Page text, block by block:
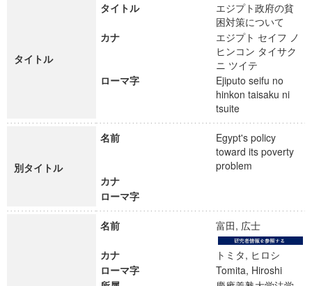
タイトル
タイトル
エジプト政府の貧
困対策について
カナ
エジプト セイフ ノ
ヒンコン タイサク
ニ ツイテ
ローマ字
Ejiputo seifu no
hinkon taisaku ni
tsuite
別タイトル
名前
Egypt's policy
toward its poverty
problem
カナ
ローマ字
名前 富田, 広士
カナ
トミタ, ヒロシ
ローマ字
Tomita, Hiroshi